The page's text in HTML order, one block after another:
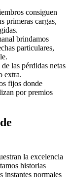
consiguen
primeras cargas,
brindamos
particulares,
las pérdidas netas
extra.
fijos donde
por premios
la excelencia
historias
instantes normales